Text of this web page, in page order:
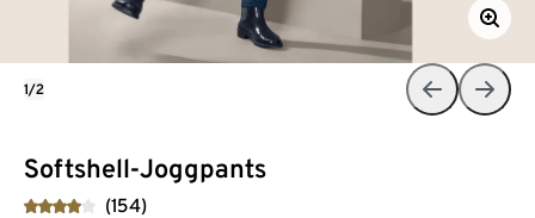
Softshell-Joggpants
(154)
1/2